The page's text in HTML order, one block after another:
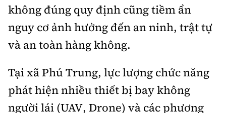
Tổng biên tập: Nguyễn Thị Hồng Nga
Phó Tổng biên tập:Nguyễn Sơn Tùng,
Nguyễn Đức Thắng, La Đức Hùng
0901 514 7990915 057 282
Email: bandoc@baoxaydung.vn
Cấm sao chép dưới mọi hình thức nếu không có sự
không đúng quy định cũng tiềm ẩn
nguy cơ ảnh hưởng đến an ninh, trật tự
và an toàn hàng không.
Tại xã Phú Trung, lực lượng chức năng
phát hiện nhiều thiết bị bay không
người lái (UAV, Drone) và các phương